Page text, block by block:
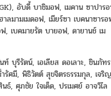
อับดี้ บาชิมอฟ, เมคาน ซาปาร
ลมามเมดอฟ, เมียร์ซา เบคนาซาร
, เบคมายรัต บายอฟ, ดายานช์ เม
บุรีรัตน์, เอเลียส ดอเลาะ, ชินภัท
รัศมี, พิธิวัตต์ สุขจิตรธรรมกุล, เจริญ
, ศุภชัย ใจเด็ด, ปรเมศย์ อาจวิไล